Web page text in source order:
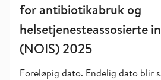
for antibiotikabruk og
helsetjenesteassosierte
(NOIS) 2025
Foreløpig dato. Endelig dato blir